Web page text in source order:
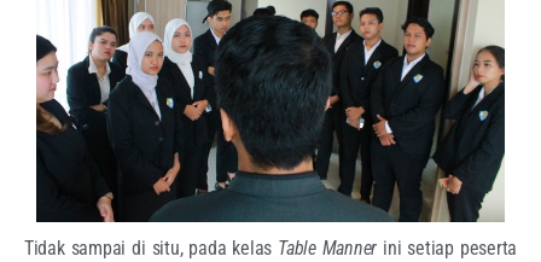
Tidak sampai di situ, pada kelas Table Manner ini setiap peserta